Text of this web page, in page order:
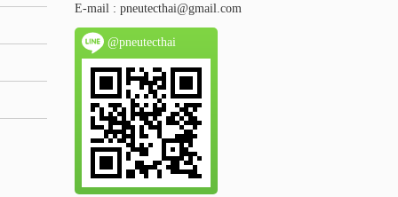
E-mail : pneutecthai@gmail.com
@pneutecthai